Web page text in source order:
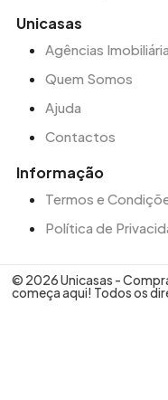
Unicasas
Agências
Quem Somos
Ajuda
Contactos
Informação
Termos e
Política de
© 2026 Unicasas -
começa aqui! Todos os